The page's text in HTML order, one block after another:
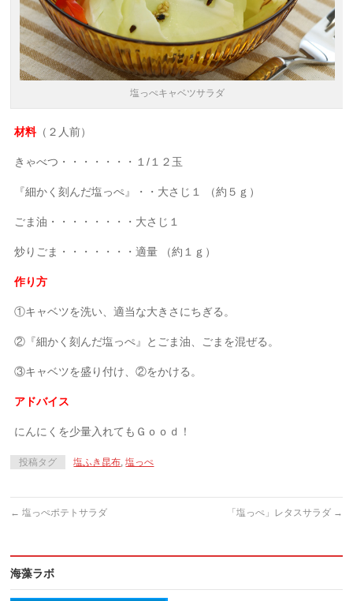
塩っぺキャベツサラダ
材料（２人前）
きゃべつ・・・・・・・１/１２玉
『細かく刻んだ塩っぺ』・・大さじ１ （約５ｇ）
ごま油・・・・・・・・大さじ１
炒りごま・・・・・・・適量 （約１ｇ）
作り方
①キャベツを洗い、適当な大きさにちぎる。
②『細かく刻んだ塩っぺ』とごま油、ごまを混ぜる。
③キャベツを盛り付け、②をかける。
アドバイス
にんにくを少量入れてもＧｏｏｄ！
投稿タグ 塩ふき昆布,塩っぺ
← 塩っぺポテトサラダ 「塩っぺ」レタスサラダ →
海藻ラボ